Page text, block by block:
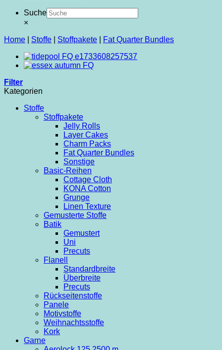
Suche
×
Home
Stoffe Stoffpakete Fat Quarter Bundles
Filter
Kategorien
Stoffe
Stoffpakete
Jelly Rolls
Layer Cakes
Charm Packs
Fat Quarter Bundles
Sonstige
Basic-Reihen
Cottage Cloth
KONA Cotton
Grunge
Linen Texture
Gemusterte Stoffe
Batik
Gemustert
Uni
Precuts
Flanell
Standardbreite
Überbreite
Precuts
Rückseitenstoffe
Panele
Motivstoffe
Weihnachtsstoffe
Kork
Garne